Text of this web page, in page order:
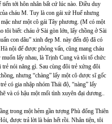
tới hôn nhân bất cứ lúc nào. Điều duy
cháu M. Tuy là con gái xứ Huế nhưng
như một cô gái Tây phương. (M có một
tôi biết: cháu ở Sài gòn lớn, lấy chồng ở Sài
con dâu” xinh đẹp M. này đến độ đã có
nội để được phỏng vấn, cũng mang cháu
lấy nhau, là Trịnh Cung và tôi tổ chức
nói năng gì. Sau cùng đôi trẻ xứng đôi
nhưng “chàng” lấy một cô dược sĩ gốc
có gia nhập nhóm Thái độ, “nàng” lấy
và có hậu một mối tình xuyên đại dương..
trong một hẻm gần tượng Phù đổng Thiên
được trả lời là bán hết rồi. Nhân tiện, tôi